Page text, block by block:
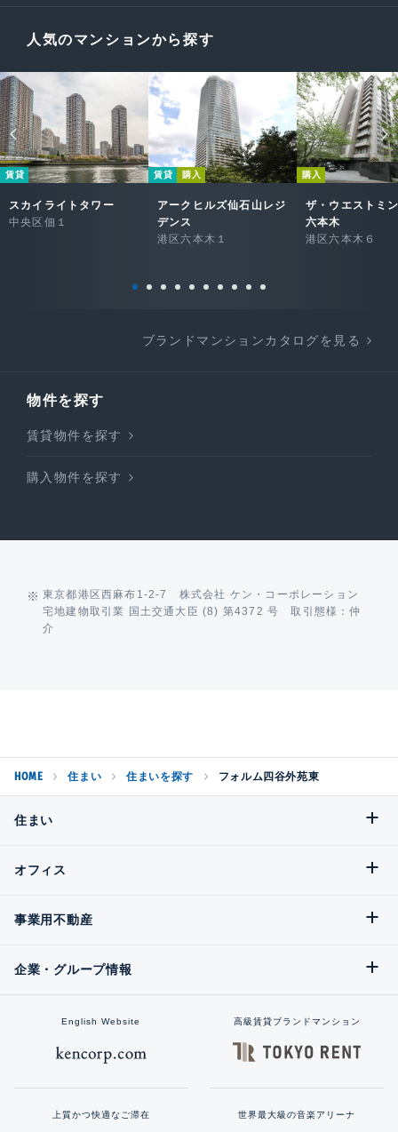
人気のマンションから探す
賃貸
スカイライトタワー
中央区佃１
賃貸 購入
アークヒルズ仙石山レジ
デンス
港区六本木１
購入
ザ・ウエストミ
六本木
港区六本木６
ブランドマンションカタログを見る
物件を探す
賃貸物件を探す
購入物件を探す
東京都港区西麻布1-2-7 株式会社 ケン・コーポレーション
宅地建物取引業 国土交通大臣 (8) 第4372 号 取引態様：仲
介
HOME 住まい 住まいを探す フォルム四谷外苑東
住まい
オフィス
事業用不動産
企業・グループ情報
English Website 高級賃貸ブランドマンション
上質かつ快適なご滞在 世界最大級の音楽アリーナ